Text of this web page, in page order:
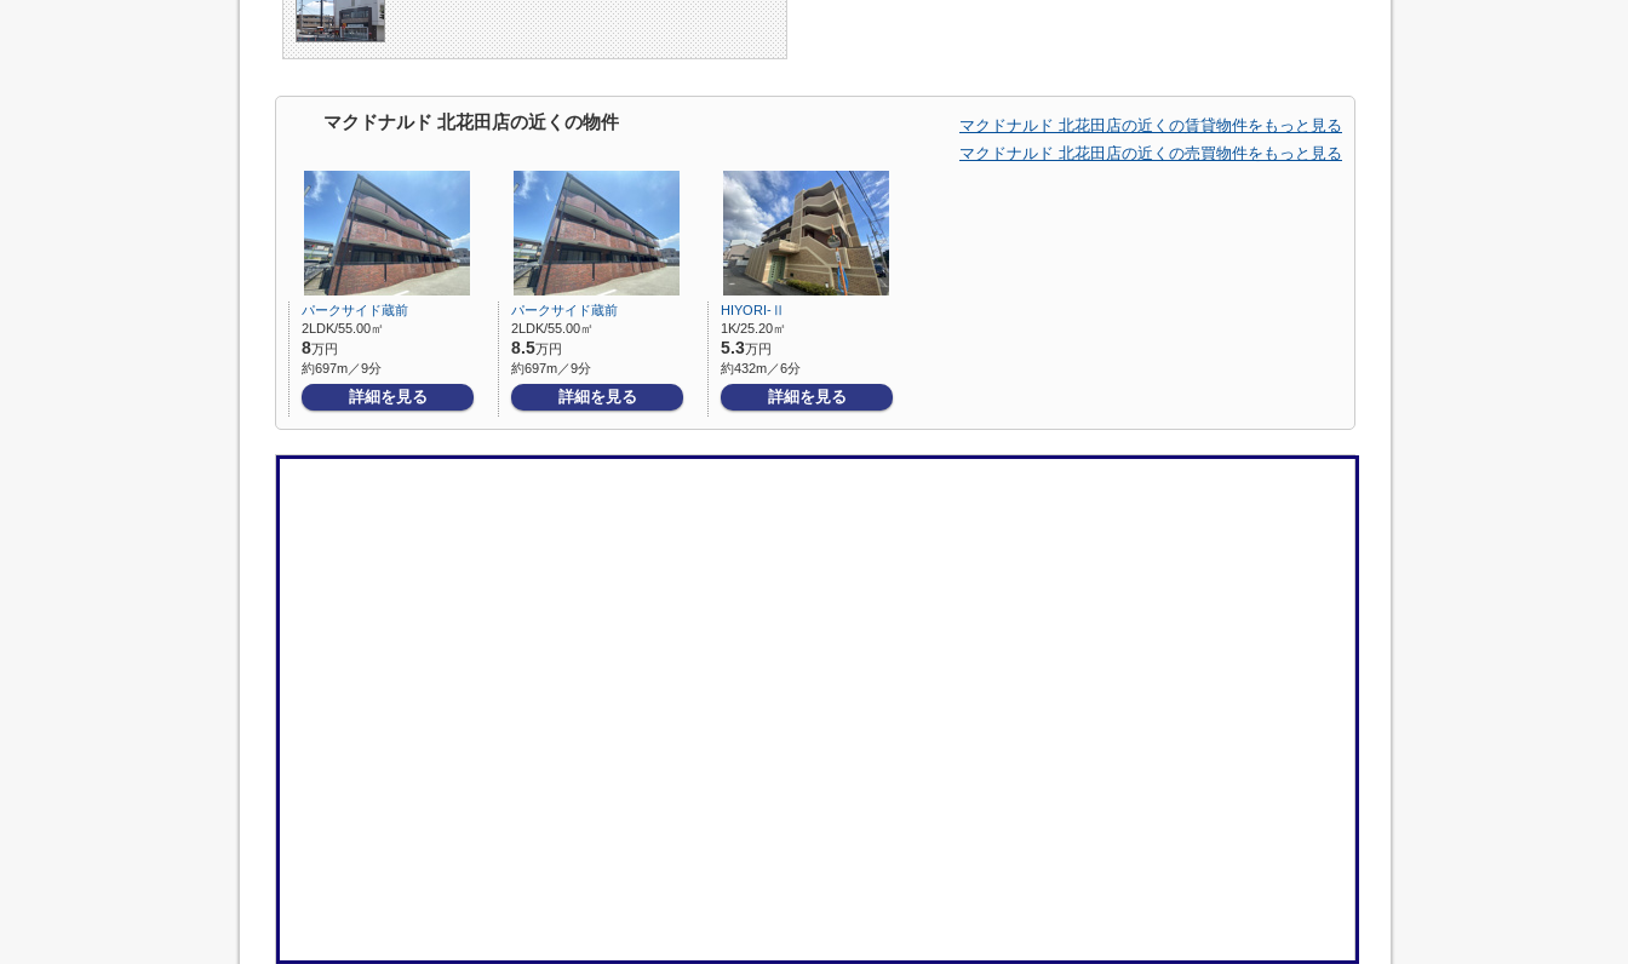
マクドナルド 北花田店の近くの物件
マクドナルド 北花田店の近くの賃貸物件をもっと見る
マクドナルド 北花田店の近くの売買物件をもっと見る
パークサイド蔵前
2LDK/55.00㎡
8万円
約697m／9分
詳細を見る
パークサイド蔵前
2LDK/55.00㎡
8.5万円
約697m／9分
詳細を見る
HIYORI-Ⅱ
1K/25.20㎡
5.3万円
約432m／6分
詳細を見る